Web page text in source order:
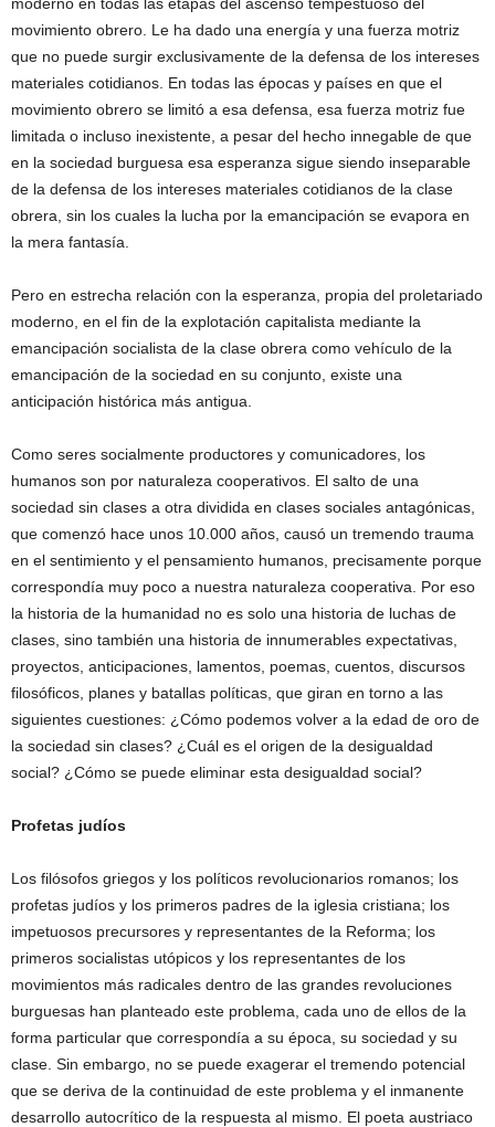
movimiento obrero. Le ha dado una energía y una fuerza motriz
que no puede surgir exclusivamente de la defensa de los intereses
materiales cotidianos. En todas las épocas y países en que el
movimiento obrero se limitó a esa defensa, esa fuerza motriz fue
limitada o incluso inexistente, a pesar del hecho innegable de que
en la sociedad burguesa esa esperanza sigue siendo inseparable
de la defensa de los intereses materiales cotidianos de la clase
obrera, sin los cuales la lucha por la emancipación se evapora en
la mera fantasía.
Pero en estrecha relación con la esperanza, propia del proletariado
moderno, en el fin de la explotación capitalista mediante la
emancipación socialista de la clase obrera como vehículo de la
emancipación de la sociedad en su conjunto, existe una
anticipación histórica más antigua.
Como seres socialmente productores y comunicadores, los
humanos son por naturaleza cooperativos. El salto de una
sociedad sin clases a otra dividida en clases sociales antagónicas,
que comenzó hace unos 10.000 años, causó un tremendo trauma
en el sentimiento y el pensamiento humanos, precisamente porque
correspondía muy poco a nuestra naturaleza cooperativa. Por eso
la historia de la humanidad no es solo una historia de luchas de
clases, sino también una historia de innumerables expectativas,
proyectos, anticipaciones, lamentos, poemas, cuentos, discursos
filosóficos, planes y batallas políticas, que giran en torno a las
siguientes cuestiones: ¿Cómo podemos volver a la edad de oro de
la sociedad sin clases? ¿Cuál es el origen de la desigualdad
social? ¿Cómo se puede eliminar esta desigualdad social?
Profetas judíos
Los filósofos griegos y los políticos revolucionarios romanos; los
profetas judíos y los primeros padres de la iglesia cristiana; los
impetuosos precursores y representantes de la Reforma; los
primeros socialistas utópicos y los representantes de los
movimientos más radicales dentro de las grandes revoluciones
burguesas han planteado este problema, cada uno de ellos de la
forma particular que correspondía a su época, su sociedad y su
clase. Sin embargo, no se puede exagerar el tremendo potencial
que se deriva de la continuidad de este problema y el inmanente
desarrollo autocrítico de la respuesta al mismo. El poeta austriaco